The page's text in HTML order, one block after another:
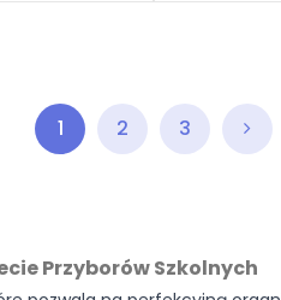
1 2 3
Przyborów Szkolnych